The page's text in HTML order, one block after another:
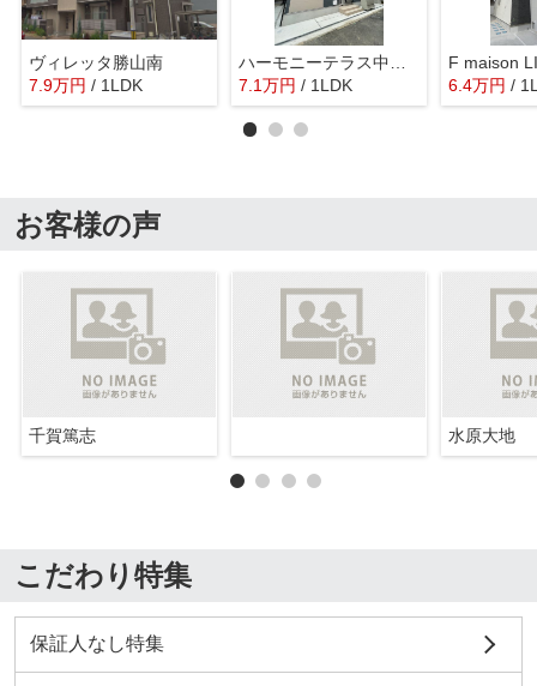
ヴィレッタ勝山南
7.9万円 / 1LDK
ハーモニーテラス中川西 仲介手数料無料
7.1万円 / 1LDK 6.4万円 /
お客様の声
千賀篤志 水原大地
こだわり特集
保証人なし特集